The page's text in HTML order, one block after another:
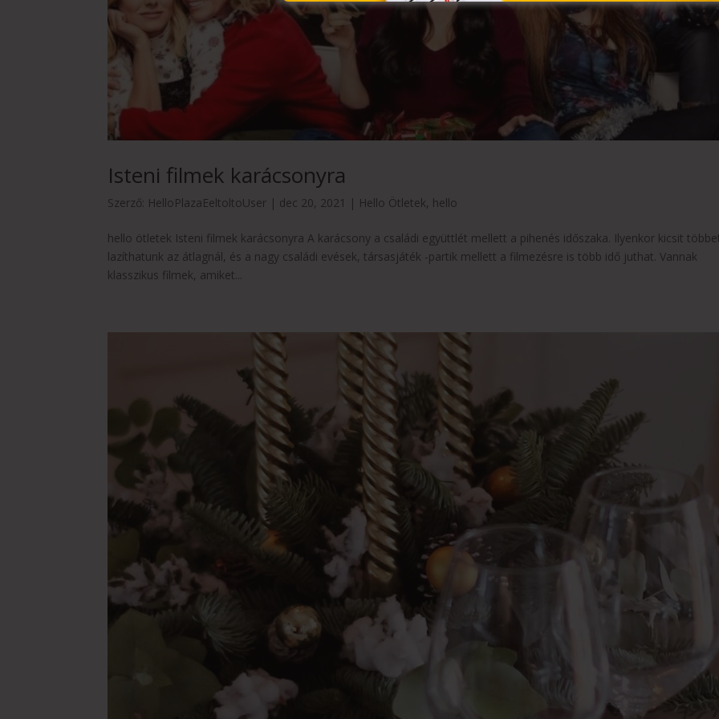
Isteni filmek karácsonyra
Szerző: HelloPlazaEeltoltoUser | dec 20, 2021 | Hello Ötletek, hello
hello ötletek Isteni filmek karácsonyra A karácsony a családi együttlét mellett a pihenés időszaka. Ilyenkor kicsit
lazíthatunk az átlagnál, és a nagy családi evések, társasjáték -partik mellett a filmezésre is több idő juthat. Vannak
klasszikus filmek, amiket...